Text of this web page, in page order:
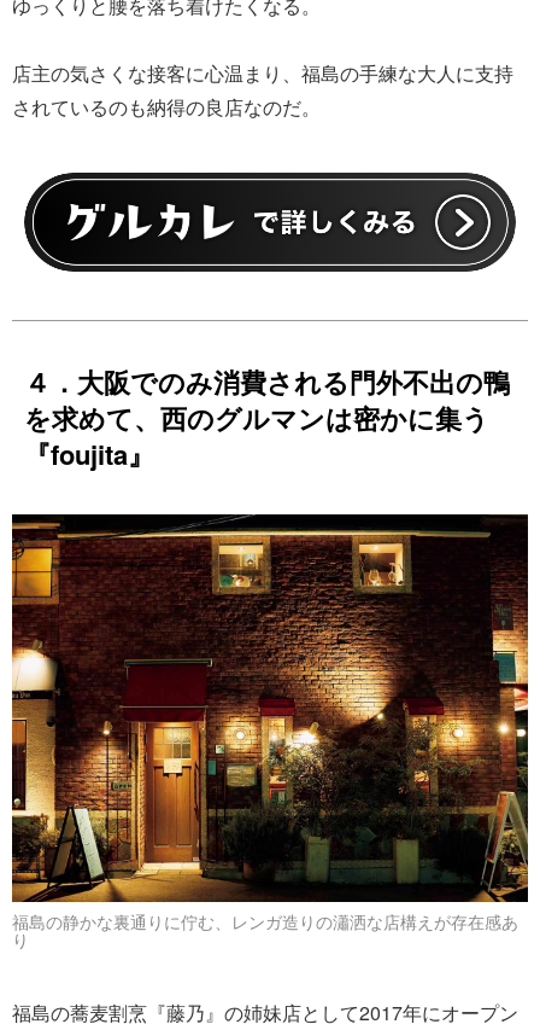
店主の気さくな接客に心温まり、福島の手練な大人に支持
されているのも納得の良店なのだ。
４．大阪でのみ消費される門外不出の鴨
を求めて、西のグルマンは密かに集う
『foujita』
福島の静かな裏通りに佇む、レンガ造りの瀟洒な店構えが存在感あ
り
福島の蕎麦割烹『藤乃』の姉妹店として2017年にオープン